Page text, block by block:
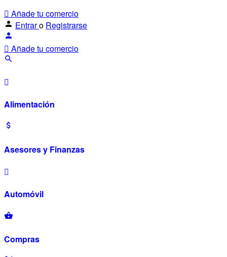
Añade tu comercio
Entraro Registrarse
Añade tu comercio
Alimentación
Asesores y Finanzas
Automóvil
Compras